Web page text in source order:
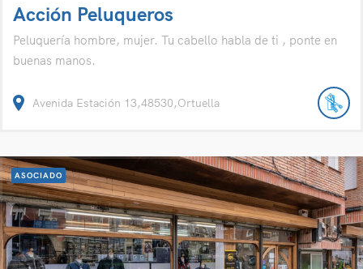
Acción Peluqueros
Peluquería hombre, mujer. Tu cabello habla de ti , ponte en
buenas manos.
Avenida Estación 13,48530,Ortuella
ASOCIADO